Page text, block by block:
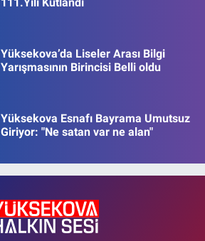
Yüksekova’da Liseler Arası Bilgi
Yarışmasının Birincisi Belli oldu
Yüksekova Esnafı Bayrama Umutsuz
Giriyor: "Ne satan var ne alan"